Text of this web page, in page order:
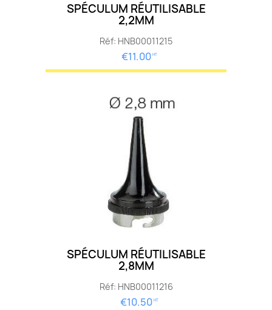
SPÉCULUM RÉUTILISABLE
2,2MM
Réf: HNB00011215
€11.00 HT
SPÉCULUM RÉUTILISABLE
2,8MM
Réf: HNB00011216
€10.50 HT